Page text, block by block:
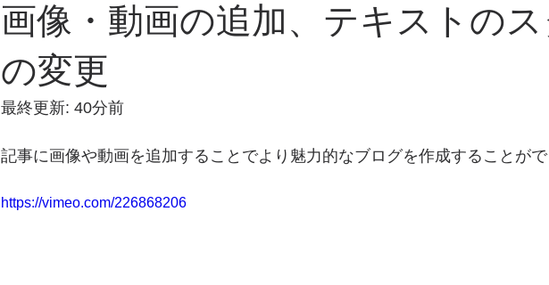
画像・動画の追加、テキストの
の変更
最終更新: 40分前
記事に画像や動画を追加することでより魅力的なブログを作成することが
https://vimeo.com/226868206